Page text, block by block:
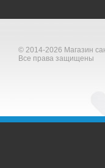
© 2014-2026 Магазин
Все права защищены